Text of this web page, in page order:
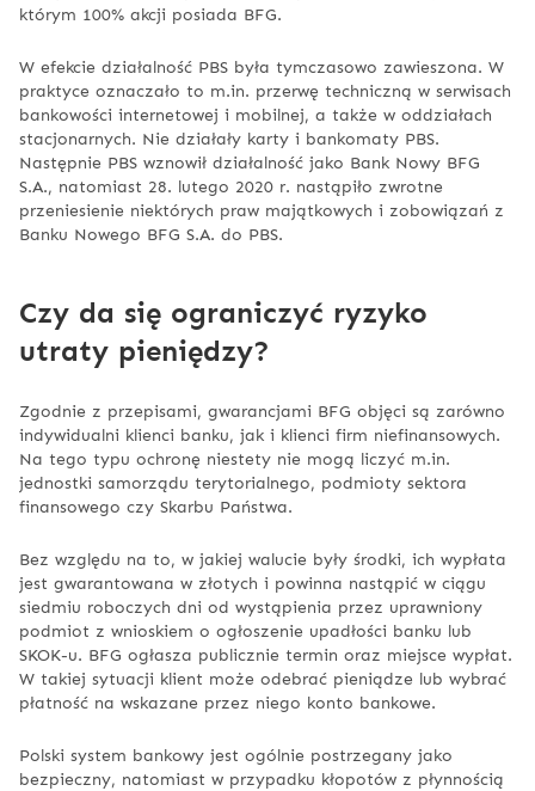
którym 100% akcji posiada BFG.
W efekcie działalność PBS była tymczasowo zawieszona. W
praktyce oznaczało to m.in. przerwę techniczną w serwisach
bankowości internetowej i mobilnej, a także w oddziałach
stacjonarnych. Nie działały karty i bankomaty PBS.
Następnie PBS wznowił działalność jako Bank Nowy BFG
S.A., natomiast 28. lutego 2020 r. nastąpiło zwrotne
przeniesienie niektórych praw majątkowych i zobowiązań z
Banku Nowego BFG S.A. do PBS.
Czy da się ograniczyć ryzyko
utraty pieniędzy?
Zgodnie z przepisami, gwarancjami BFG objęci są zarówno
indywidualni klienci banku, jak i klienci firm niefinansowych.
Na tego typu ochronę niestety nie mogą liczyć m.in.
jednostki samorządu terytorialnego, podmioty sektora
finansowego czy Skarbu Państwa.
Bez względu na to, w jakiej walucie były środki, ich wypłata
jest gwarantowana w złotych i powinna nastąpić w ciągu
siedmiu roboczych dni od wystąpienia przez uprawniony
podmiot z wnioskiem o ogłoszenie upadłości banku lub
SKOK-u. BFG ogłasza publicznie termin oraz miejsce wypłat.
W takiej sytuacji klient może odebrać pieniądze lub wybrać
płatność na wskazane przez niego konto bankowe.
Polski system bankowy jest ogólnie postrzegany jako
bezpieczny, natomiast w przypadku kłopotów z płynnością